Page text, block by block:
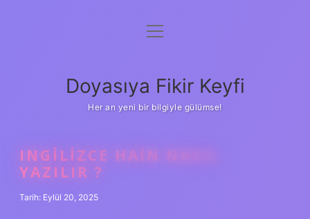
Anasayfa
Yasal Uyarı
menüyü
Doyasıya Fikir Keyfi
Her an yeni bir bilgiyle gülümse!
INGILIZCE HAIN NASIL
YAZILIR ?
Tarih: Eylül 20, 2025